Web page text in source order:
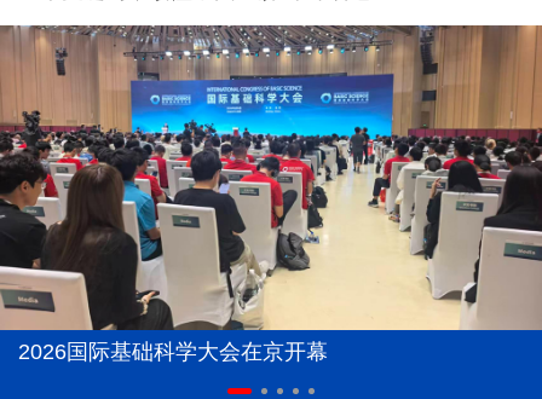
2026国际基础科学大会在京开幕